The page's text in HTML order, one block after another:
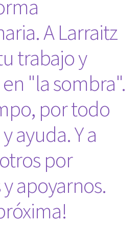
A Larraitz
trabajo y
"la sombra".
por todo
ayuda. Y a
por
apoyarnos.